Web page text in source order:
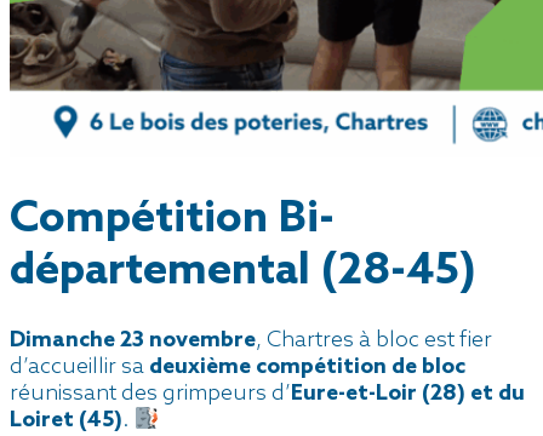
Compétition Bi-
départemental (28-45)
Dimanche 23 novembre, Chartres à bloc est fier
d’accueillir sa deuxième compétition de bloc
réunissant des grimpeurs d’Eure-et-Loir (28) et du
Loiret (45).